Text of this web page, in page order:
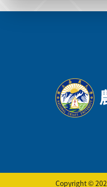
Copyright ©